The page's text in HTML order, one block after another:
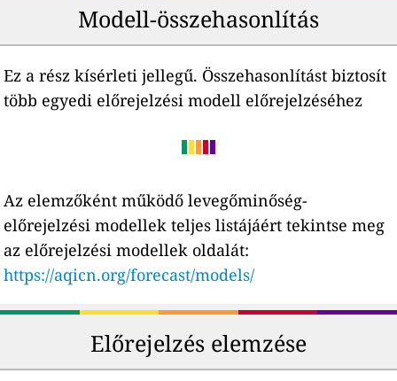
Modell-összehasonlítás
Ez a rész kísérleti jellegű. Összehasonlítást biztosít
több egyedi előrejelzési modell előrejelzéséhez
Az elemzőként működő levegőminőség-
előrejelzési modellek teljes listájáért tekintse meg
az előrejelzési modellek oldalát:
https://aqicn.org/forecast/models/
Előrejelzés elemzése